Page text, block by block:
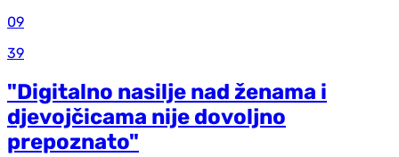
09
39
"Digitalno nasilje nad ženama i
djevojčicama nije dovoljno
prepoznato"